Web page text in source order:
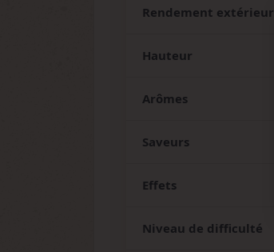
Rendement extérieur
Hauteur
Arômes
Saveurs
Effets
Niveau de difficulté